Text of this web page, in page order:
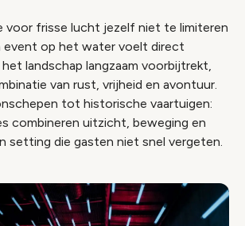
voor frisse lucht jezelf niet te limiteren
event op het water voelt direct
landschap langzaam voorbijtrekt,
van rust, vrijheid en avontuur.
tot historische vaartuigen:
combineren uitzicht, beweging en
setting die gasten niet snel vergeten.